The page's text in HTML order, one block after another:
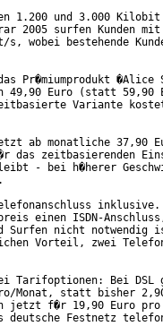
1.200 und 3.000
2005 surfen Kunden mit
wobei bestehende
Pr�miumprodukt �Alice
49,90 Euro (statt 59,90
Variante
ab monatliche 37,90
das zeitbasierenden
- bei h�herer
inklusive.
einen ISDN-
Surfen nicht notwendig
Vorteil, zwei
Tarifoptionen: Bei
Monat, statt bisher
jetzt f�r 19,90 Euro pro
deutsche Festnetz